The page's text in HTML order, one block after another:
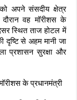
को अपने संसदीय क्षेत्र
वह मॉरीशस के
स्थित ताज होटल में
दृष्टि से अहम मानी जा
प्रशासन सुरक्षा और
के प्रधानमंत्री